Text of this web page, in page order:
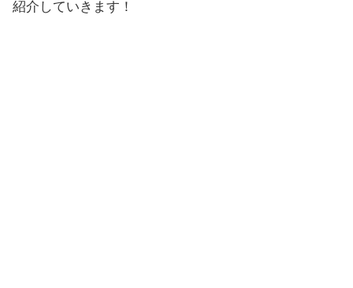
紹介していきます！